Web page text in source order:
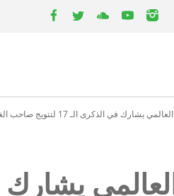
17 لتتويج صاحب الغبطة ثيوفيلوس الثالث، بطريرك القدس وكافة فلسطين